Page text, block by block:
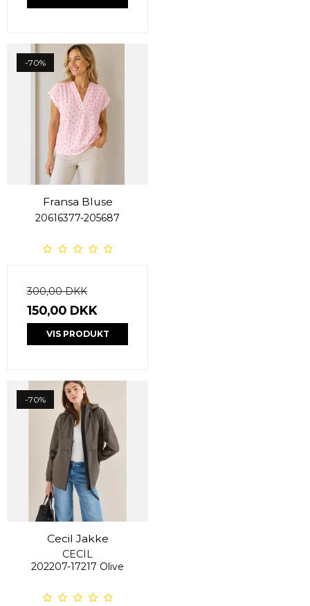
-70%
Fransa Bluse
20616377-205687
300,00 DKK
150,00 DKK
VIS PRODUKT
-70%
Cecil Jakke
CECIL
202207-17217 Olive